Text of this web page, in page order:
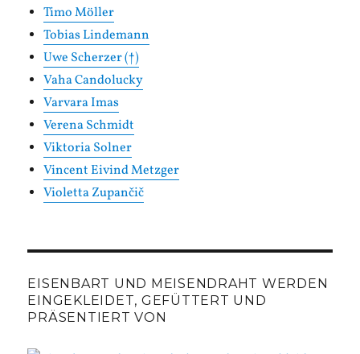
Timo Möller
Tobias Lindemann
Uwe Scherzer (†)
Vaha Candolucky
Varvara Imas
Verena Schmidt
Viktoria Solner
Vincent Eivind Metzger
Violetta Zupančič
EISENBART UND MEISENDRAHT WERDEN
EINGEKLEIDET, GEFÜTTERT UND
PRÄSENTIERT VON